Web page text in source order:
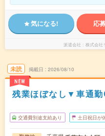
気になる! 応
派遣会社 株式会社
未読
NEW
掲載日 2026/08/10
残業ほぼなし▼車通
交通費別途支給あり 土日祝日が